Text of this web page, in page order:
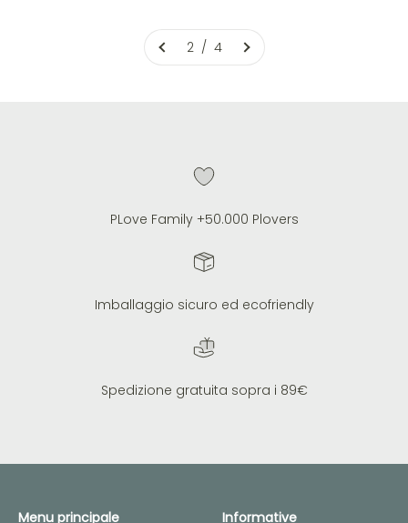
2 / 4
PLove Family +50.000 Plovers
Imballaggio sicuro ed ecofriendly
Spedizione gratuita sopra i 89€
Menu principale
Informative